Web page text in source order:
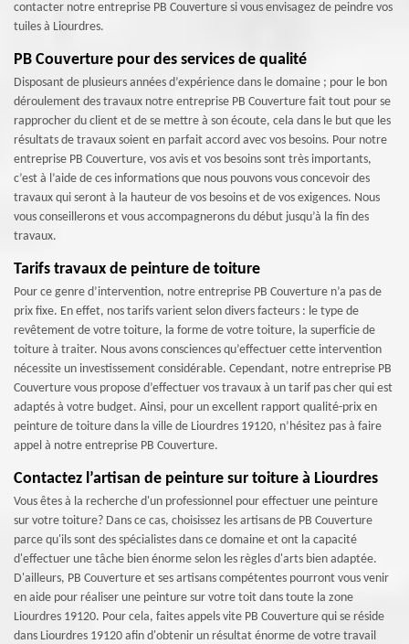
contacter notre entreprise PB Couverture si vous envisagez de peindre vos
tuiles à Liourdres.
PB Couverture pour des services de qualité
Disposant de plusieurs années d’expérience dans le domaine ; pour le bon
déroulement des travaux notre entreprise PB Couverture fait tout pour se
rapprocher du client et de se mettre à son écoute, cela dans le but que les
résultats de travaux soient en parfait accord avec vos besoins. Pour notre
entreprise PB Couverture, vos avis et vos besoins sont très importants,
c’est à l’aide de ces informations que nous pouvons vous concevoir des
travaux qui seront à la hauteur de vos besoins et de vos exigences. Nous
vous conseillerons et vous accompagnerons du début jusqu’à la fin des
travaux.
Tarifs travaux de peinture de toiture
Pour ce genre d’intervention, notre entreprise PB Couverture n’a pas de
prix fixe. En effet, nos tarifs varient selon divers facteurs : le type de
revêtement de votre toiture, la forme de votre toiture, la superficie de
toiture à traiter. Nous avons consciences qu’effectuer cette intervention
nécessite un investissement considérable. Cependant, notre entreprise PB
Couverture vous propose d’effectuer vos travaux à un tarif pas cher qui est
adaptés à votre budget. Ainsi, pour un excellent rapport qualité-prix en
peinture de toiture dans la ville de Liourdres 19120, n’hésitez pas à faire
appel à notre entreprise PB Couverture.
Contactez l’artisan de peinture sur toiture à Liourdres
Vous êtes à la recherche d'un professionnel pour effectuer une peinture
sur votre toiture? Dans ce cas, choisissez les artisans de PB Couverture
parce qu'ils sont des spécialistes dans ce domaine et ont la capacité
d'effectuer une tâche bien énorme selon les règles d'arts bien adaptée.
D'ailleurs, PB Couverture et ses artisans compétentes pourront vous venir
en aide pour réaliser une peinture sur votre toit dans toute la zone
Liourdres 19120. Pour cela, faites appels vite PB Couverture qui se réside
dans Liourdres 19120 afin d'obtenir un résultat énorme de votre travail